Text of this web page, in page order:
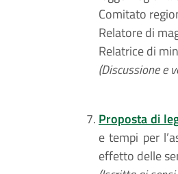
Comitato
Relatore di
Relatrice di
(Discussione e
Proposta di
e tempi per
effetto delle